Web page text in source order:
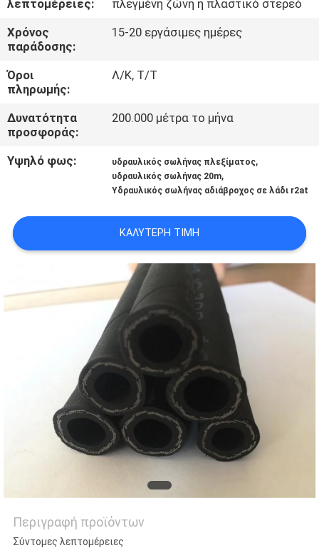
ΕΠΑΦΉ
ΜΕ
ΕΙΔΉΣΕΙΣ
ΖΗΤΉΣΤΕ
ΈΝΑ
ΑΠΌΣΠΑΣΜΑ
SITEMAP
POLICY
λεπτομέρειες:
πλεγμένη ζώνη ή πλαστικό στερεό
Χρόνος
παράδοσης:
15-20 εργάσιμες ημέρες
Όροι
πληρωμής:
Λ/Κ, Τ/Τ
Δυνατότητα
προσφοράς:
200.000 μέτρα το μήνα
Υψηλό φως: υδραυλικός σωλήνας πλεξίματος,
υδραυλικός σωλήνας 20m,
Υδραυλικός σωλήνας αδιάβροχος σε λάδι r2at
ΚΑΛΎΤΕΡΗ ΤΙΜΉ
Περιγραφή προϊόντων
Σύντομες λεπτομέρειες